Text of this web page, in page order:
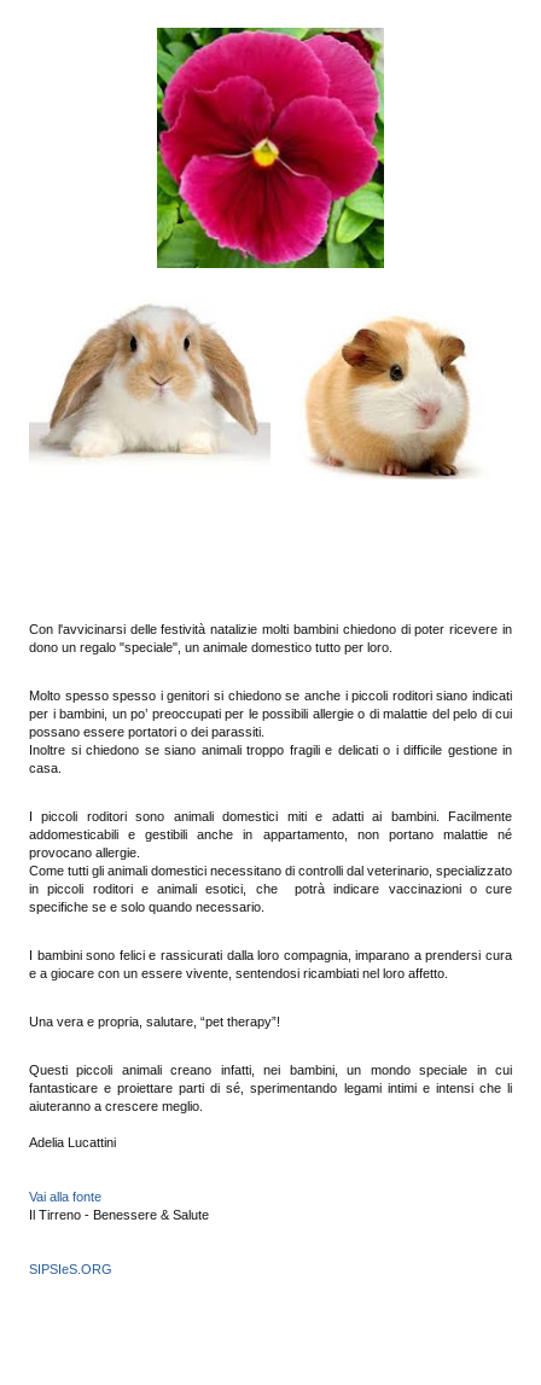
Con l'avvicinarsi delle festività natalizie molti bambini chiedono di poter ricevere in
dono un regalo "speciale", un animale domestico tutto per loro.
Molto spesso spesso i genitori si chiedono se anche i piccoli roditori siano indicati
per i bambini, un po’ preoccupati per le possibili allergie o di malattie del pelo di cui
possano essere portatori o dei parassiti.
Inoltre si chiedono se siano animali troppo fragili e delicati o i difficile gestione in
casa.
I piccoli roditori sono animali domestici miti e adatti ai bambini. Facilmente
addomesticabili e gestibili anche in appartamento, non portano malattie né
provocano allergie.
Come tutti gli animali domestici necessitano di controlli dal veterinario, specializzato
in piccoli roditori e animali esotici, che potrà indicare vaccinazioni o cure
specifiche se e solo quando necessario.
I bambini sono felici e rassicurati dalla loro compagnia, imparano a prendersi cura
e a giocare con un essere vivente, sentendosi ricambiati nel loro affetto.
Una vera e propria, salutare, “pet therapy”!
Questi piccoli animali creano infatti, nei bambini, un mondo speciale in cui
fantasticare e proiettare parti di sé, sperimentando legami intimi e intensi che li
aiuteranno a crescere meglio.
Adelia Lucattini
Vai alla fonte
Il Tirreno - Benessere & Salute
SIPSIeS.ORG